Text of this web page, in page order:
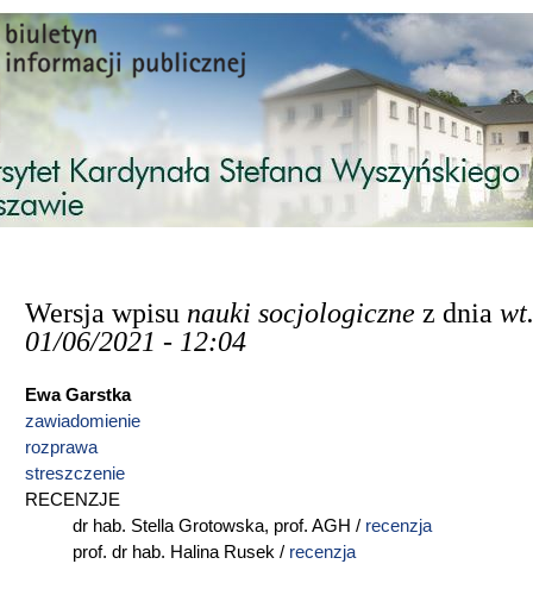
Przejdź do treści
Wersja wpisu nauki socjologiczne z dnia
01/06/2021 - 12:04
Ewa Garstka
zawiadomienie
rozprawa
streszczenie
RECENZJE
dr hab. Stella Grotowska, prof. AGH / recenzja
prof. dr hab. Halina Rusek / recenzja